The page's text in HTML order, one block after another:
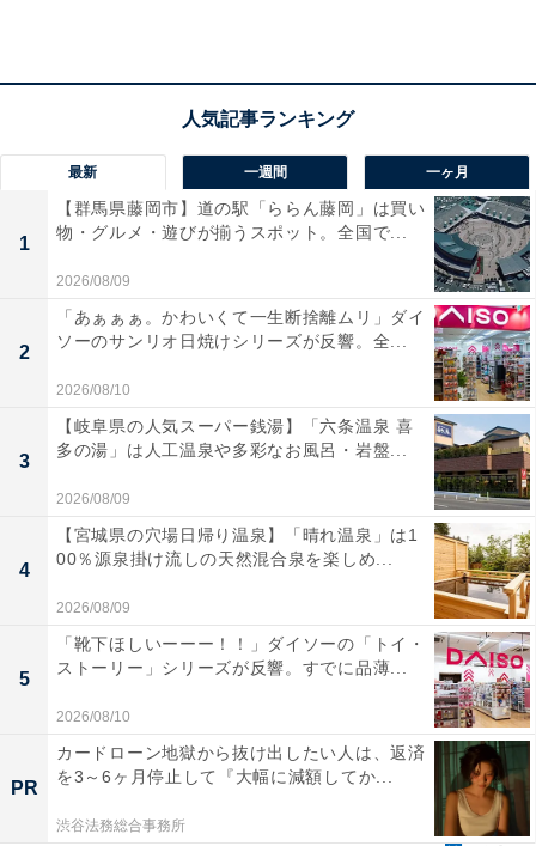
「肌がすべすべになる」
これまでにAll About ニュース編集部が実施したアンケー
ト調査では、下記のような評価が寄せられています。
「肌がすべすべになるという評判を聞きました。自
然や出雲の街並みも楽しみたいです」（30代男性／
千葉県）
「美神が恋の旅路で立ち寄った温泉という伝説が素
敵すぎる」（40代女性／北海道）
「日本神話の伝説が残る温泉ですし、空港からも近
最新 一週間 一ヶ月
1
【群馬県藤岡市】道の駅「ららん藤岡」は買い
物・グルメ・遊びが揃うスポット。全国で...
2026/08/09
2
「あぁぁぁ。かわいくて一生断捨離ムリ」ダイ
ソーのサンリオ日焼けシリーズが反響。全...
2026/08/10
3
【岐阜県の人気スーパー銭湯】「六条温泉 喜
多の湯」は人工温泉や多彩なお風呂・岩盤...
2026/08/09
4
【宮城県の穴場日帰り温泉】「晴れ温泉」は1
00％源泉掛け流しの天然混合泉を楽しめ...
2026/08/09
5
「靴下ほしいーーー！！」ダイソーの「トイ・
ストーリー」シリーズが反響。すでに品薄...
2026/08/10
PR
カードローン地獄から抜け出したい人は、返済
を3～6ヶ月停止して『大幅に減額してか...
渋谷法務総合事務所